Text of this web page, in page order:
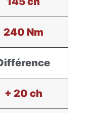
240 Nm
+ 20 ch